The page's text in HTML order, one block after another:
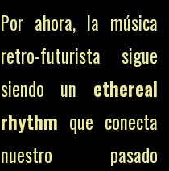
Por ahora, la música
retro-futurista sigue
siendo un ethereal
rhythm que conecta
nuestro pasado